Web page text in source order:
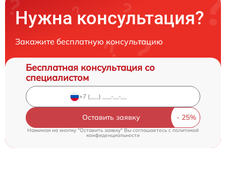
Нужна консультация?
Закажите бесплатную консультацию
Бесплатная консультация со
специалистом
Оставить заявку
Нажимая на кнопку "Оставить заявку" Вы соглашаетесь cполитикой
конфиденциальности